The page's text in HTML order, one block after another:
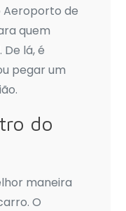
de
quem
lá, é
pegar um
do
maneira
O